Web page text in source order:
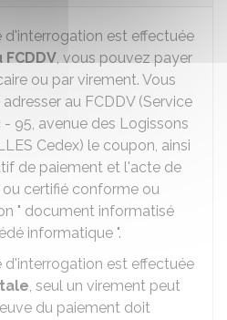
d'interrogation est effectuée
, vous pouvez payer
ou par virement. Vous
au FCDDV (Service
- 95, avenue des Logissons
Cedex) le coupon, ainsi
de paiement et l'acte de
certifié conforme ou
" document informatisé
informatique ".
d'interrogation est effectuée
, seul un virement peut
du paiement doit